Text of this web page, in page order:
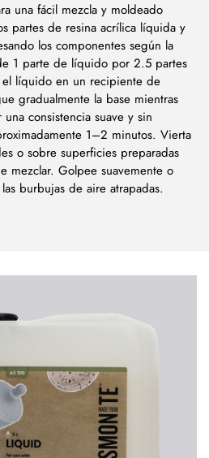
una fácil mezcla y moldeado
partes de resina acrílica líquida y
los componentes según la
1 parte de líquido por 2.5 partes
líquido en un recipiente de
gradualmente la base mientras
consistencia suave y sin
1–2 minutos. Vierta
o sobre superficies preparadas
mezclar. Golpee suavemente o
burbujas de aire atrapadas.